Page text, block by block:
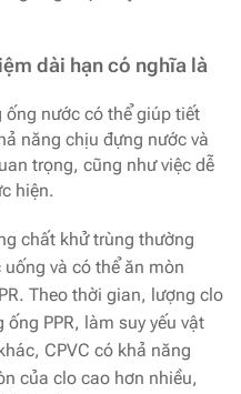
dài hạn có nghĩa là
nước có thể giúp tiết
năng chịu đựng nước và
trọng, cũng như việc dễ
hiện.
chất khử trùng thường
và có thể ăn mòn
Theo thời gian, lượng clo
PPR, làm suy yếu vật
CPVC có khả năng
của clo cao hơn nhiều,